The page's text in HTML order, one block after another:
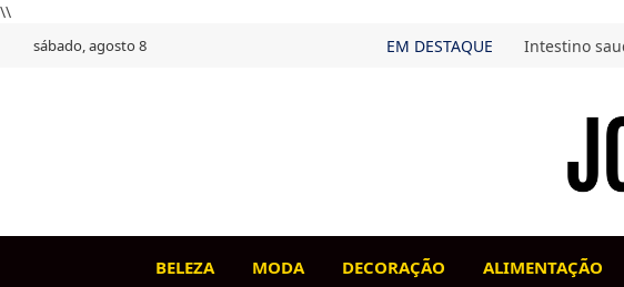
\\
sábado, agosto 8 EM DESTAQUE
BELEZA MODA DECORAÇÃO ALIMENTAÇÃO